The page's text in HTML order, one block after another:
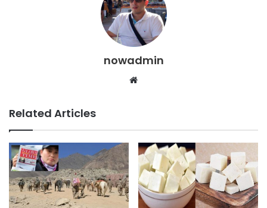
nowadmin
Website
Related Articles